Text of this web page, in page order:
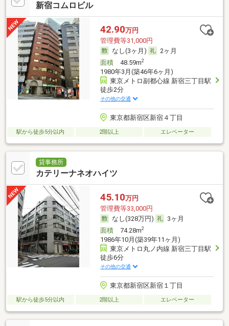
新宿コムロビル
42.90万円
管理費等31,000円
なし(3ヶ月)
2ヶ月
面積48.59m2
1980年3月(築46年6ヶ月)
東京メトロ副都心線 新宿三丁目駅
徒歩2分
その他の交通
東京都新宿区新宿４丁目
駅から徒歩5分以内 2階以上 エレベーター
貸事務所
カテリーナネオハイツ
45.10万円
管理費等33,000円
なし(328万円)
3ヶ月
面積74.28m2
1986年10月(築39年11ヶ月)
東京メトロ丸ノ内線 新宿三丁目駅
徒歩6分
その他の交通
東京都新宿区新宿１丁目
駅から徒歩5分以内 2階以上 エレベーター